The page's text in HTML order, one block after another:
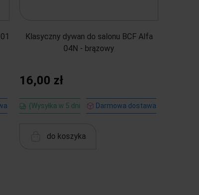
Klasyczny dywan do salonu BCF Alfa
04N - brązowy
16,00 zł
{Wysyłka w 5 dni Darmowa dostawa
do koszyka